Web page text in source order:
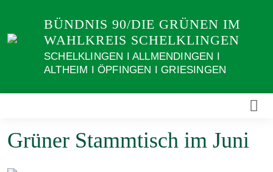
Inhalt
BÜNDNIS 90/DIE GRÜNEN IM
WAHLKREIS SCHELKLINGEN
SCHELKLINGEN I ALLMENDINGEN I
ALTHEIM I ÖPFINGEN I GRIESINGEN
Grüner Stammtisch im Juni